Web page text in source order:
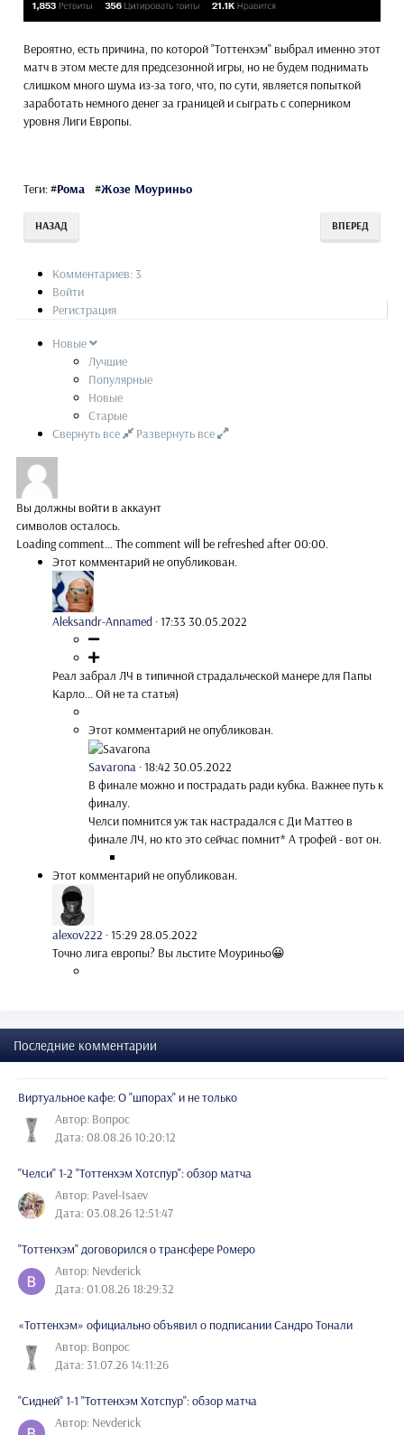
Вероятно, есть причина, по которой "Тоттенхэм" выбрал именно этот
матч в этом месте для предсезонной игры, но не будем поднимать
слишком много шума из-за того, что, по сути, является попыткой
заработать немного денег за границей и сыграть с соперником
уровня Лиги Европы.
Теги:#Рома #Жозе Моуриньо
НАЗАД ВПЕРЕД
Комментариев: 3
Войти
Регистрация
Новые
Лучшие
Популярные
Новые
Старые
Свернуть все
Развернуть все
Вы должны войти в аккаунт
символов осталось.
Loading comment...The comment will be refreshed after00:00.
Этот комментарий не опубликован.
Aleksandr-Annamed ·17:33 30.05.2022
Реал забрал ЛЧ в типичной страдальческой манере для Папы
Карло... Ой не та статья)
Этот комментарий не опубликован.
Savarona ·18:42 30.05.2022
В финале можно и пострадать ради кубка. Важнее путь к
финалу.
Челси помнится уж так настрадался с Ди Маттео в
финале ЛЧ, но кто это сейчас помнит* А трофей - вот он.
Этот комментарий не опубликован.
alexov222 ·15:29 28.05.2022
Точно лига европы? Вы льстите Моуриньо😀
Последние комментарии
Виртуальное кафе: О "шпорах" и не только
Автор: Вопрос
Дата: 08.08.26 10:20:12
"Челси" 1-2 "Тоттенхэм Хотспур": обзор матча
Автор: Pavel-Isaev
Дата: 03.08.26 12:51:47
"Тоттенхэм" договорился о трансфере Ромеро
Автор: Nevderick
Дата: 01.08.26 18:29:32
«Тоттенхэм» официально объявил о подписании Сандро Тонали
Автор: Вопрос
Дата: 31.07.26 14:11:26
"Сидней" 1-1 "Тоттенхэм Хотспур": обзор матча
Автор: Nevderick